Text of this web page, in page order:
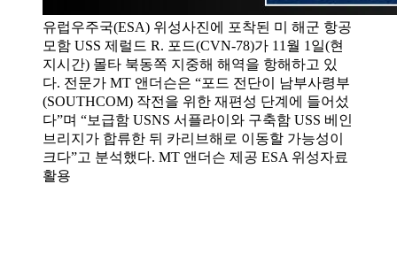
유럽우주국(ESA) 위성사진에 포착된 미 해군 항공
모함 USS 제럴드 R. 포드(CVN-78)가 11월 1일(현
지시간) 몰타 북동쪽 지중해 해역을 항해하고 있
다. 전문가 MT 앤더슨은 “포드 전단이 남부사령부
(SOUTHCOM) 작전을 위한 재편성 단계에 들어섰
다”며 “보급함 USNS 서플라이와 구축함 USS 베인
브리지가 합류한 뒤 카리브해로 이동할 가능성이
크다”고 분석했다. MT 앤더슨 제공 ESA 위성자료
활용